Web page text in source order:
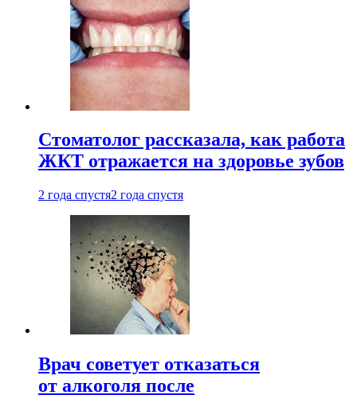
Стоматолог рассказала, как работа
ЖКТ отражается на здоровье зубов
2 года спустя2 года спустя
Врач советует отказаться
от алкоголя после